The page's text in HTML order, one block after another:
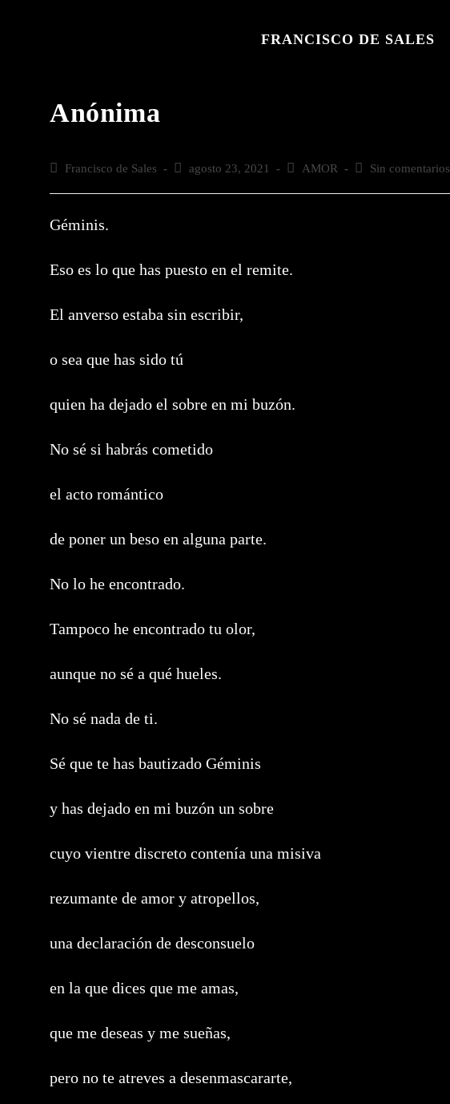
FRANCISCO DE SALES
Anónima
Autor
entrada:
Francisco de Sales
Publicación
agosto 23, 2021
Categoría
AMOR
Comentarios
Sin comentarios
Géminis.
Eso es lo que has puesto en el remite.
El anverso estaba sin escribir,
o sea que has sido tú
quien ha dejado el sobre en mi buzón.
No sé si habrás cometido
el acto romántico
de poner un beso en alguna parte.
No lo he encontrado.
Tampoco he encontrado tu olor,
aunque no sé a qué hueles.
No sé nada de ti.
Sé que te has bautizado Géminis
y has dejado en mi buzón un sobre
cuyo vientre discreto contenía una misiva
rezumante de amor y atropellos,
una declaración de desconsuelo
en la que dices que me amas,
que me deseas y me sueñas,
pero no te atreves a desenmascararte,